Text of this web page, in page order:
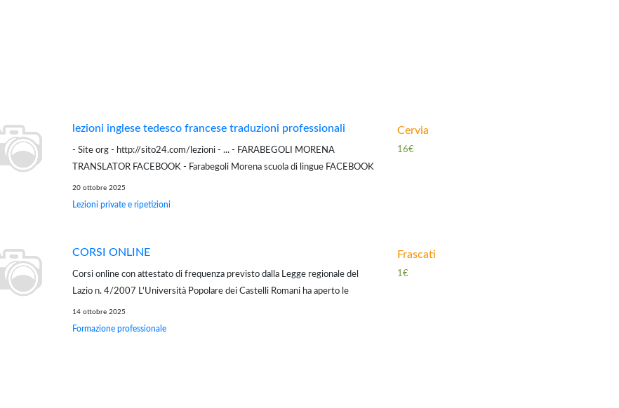
lezioni inglese tedesco francese traduzioni professionali
- Site org - http://sito24.com/lezioni - ... - FARABEGOLI MORENA
TRANSLATOR FACEBOOK - Farabegoli Morena scuola di lingue FACEBOOK
- ... SOLO CONTATTI TELEFONICI - Farabegoli Morena ripetizioni inglese
tedesco francese Facebook - Farab...
20 ottobre 2025
Lezioni private e ripetizioni
Cervia
16€
CORSI ONLINE
Corsi online con attestato di frequenza previsto dalla Legge regionale del
Lazio n. 4/2007 L'Università Popolare dei Castelli Romani ha aperto le
iscrizioni per i seguenti corsi online: Alimentazione e celiachia Alimentazione
e diabete ...
14 ottobre 2025
Formazione professionale
Frascati
1€